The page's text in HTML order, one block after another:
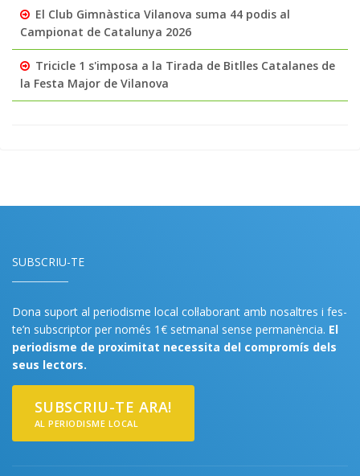
El Club Gimnàstica Vilanova suma 44 podis al
Campionat de Catalunya 2026
Tricicle 1 s'imposa a la Tirada de Bitlles Catalanes de
la Festa Major de Vilanova
SUBSCRIU-TE
Dona suport al periodisme local col·laborant amb nosaltres i fes-
te’n subscriptor per només 1€ setmanal sense permanència. El
periodisme de proximitat necessita del compromís dels
seus lectors.
SUBSCRIU-TE ARA!
AL PERIODISME LOCAL